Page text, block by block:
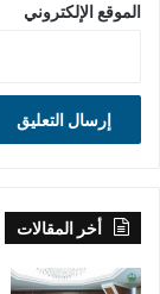
الموقع الإلكتروني
أخر المقالات